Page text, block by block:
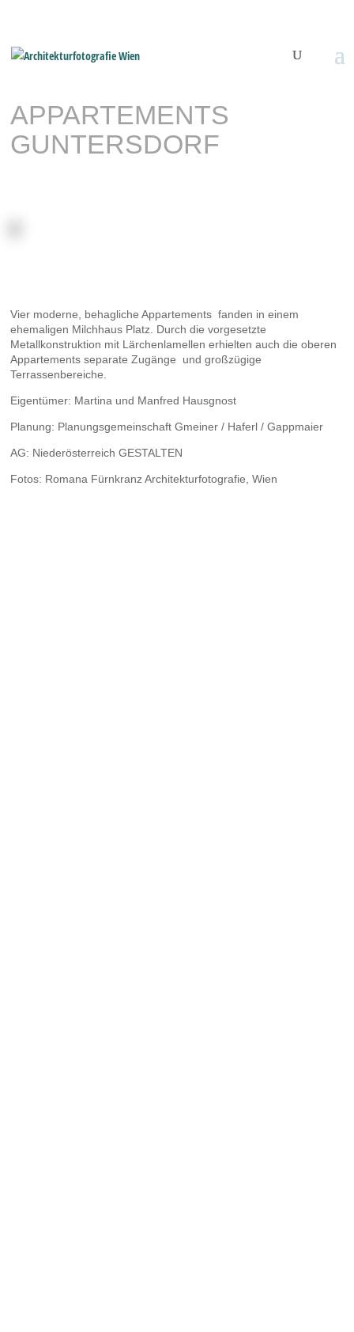
APPARTEMENTS
GUNTERSDORF
Vier moderne, behagliche Appartements fanden in einem
ehemaligen Milchhaus Platz. Durch die vorgesetzte
Metallkonstruktion mit Lärchenlamellen erhielten auch die oberen
Appartements separate Zugänge und großzügige
Terrassenbereiche.
Eigentümer: Martina und Manfred Hausgnost
Planung: Planungsgemeinschaft Gmeiner / Haferl / Gappmaier
AG: Niederösterreich GESTALTEN
Fotos: Romana Fürnkranz Architekturfotografie, Wien